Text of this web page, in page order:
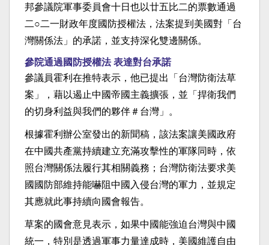
邦參議院軍事委員會十日也以廿五比二的票數通過
二○二一財政年度國防授權法，法案提到美國對「台
灣關係法」的承諾，並支持深化雙邊關係。
參院通過國防授權法 表達對台承諾
參議員霍利在推特表示，他已提出「台灣防衛法草
案」，藉以遏止中國帝國主義擴張，並「捍衛我們
的切身利益與我們的夥伴＃台灣」。
根據霍利辦公室發出的新聞稿，該法案讓美國政府
在中國共產黨持續建立充滿攻擊性的軍隊同時，依
照台灣關係法履行其相關義務；台灣防衛法要求美
國國防部維持能嚇阻中國入侵台灣的軍力，並規定
其應就此事持續向國會報告。
草案的國會意見表示，如果中國能強迫台灣與中國
統一，特別是透過軍事力量達成時，美國維護自由